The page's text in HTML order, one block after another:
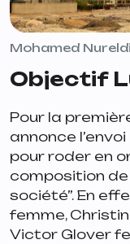
Mohamed
Objectif
Pour la
annonce
pour roder en
composition de
société”. En
femme,
Victor Glover